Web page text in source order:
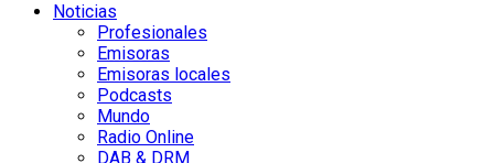
Noticias
Profesionales
Emisoras
Emisoras locales
Podcasts
Mundo
Radio Online
DAB & DRM